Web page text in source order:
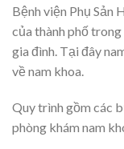
Bệnh viện Phụ Sản
của thành phố trong
gia đình. Tại đây
về nam khoa.
Quy trình gồm các
phòng khám nam